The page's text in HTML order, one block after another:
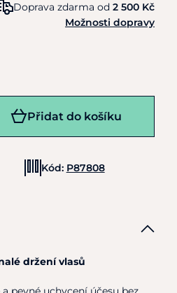
Doprava zdarma od 2 500 Kč
Možnosti dopravy
Přidat do košíku
Kód: P87808
držení vlasů